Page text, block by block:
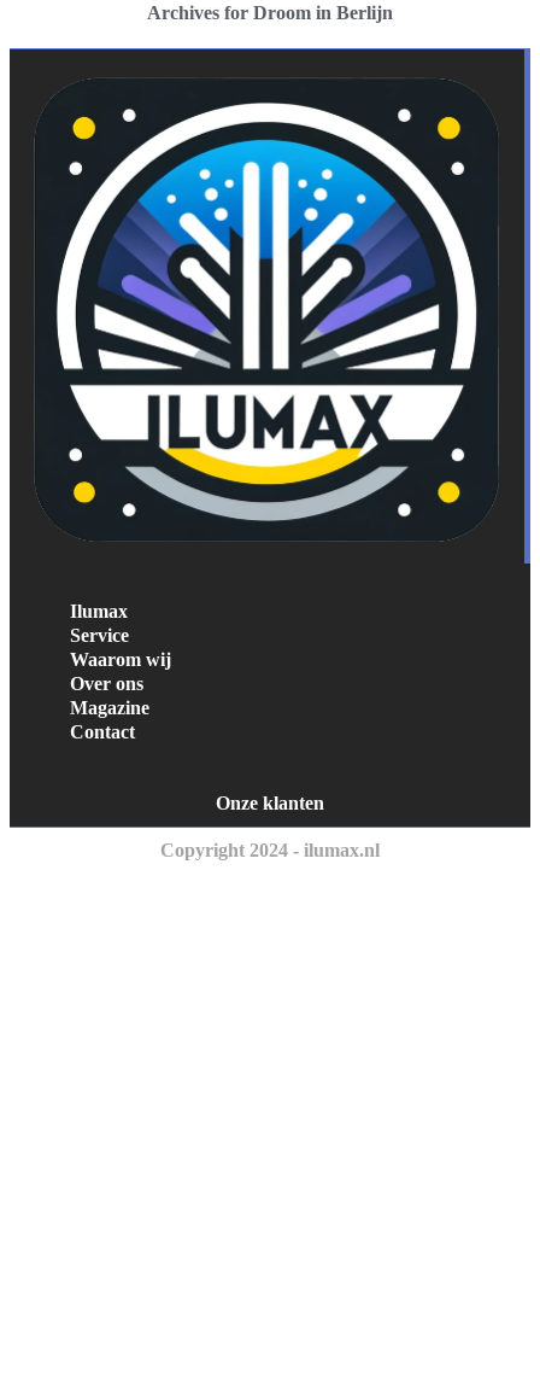
Archives for Droom in Berlijn
Ilumax
Service
Waarom wij
Over ons
Magazine
Contact
Onze klanten
Copyright 2024 - ilumax.nl